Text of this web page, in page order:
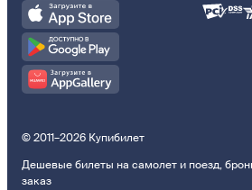
© 2011–2026 Купибилет
Дешевые билеты на самолет и поезд,
заказ